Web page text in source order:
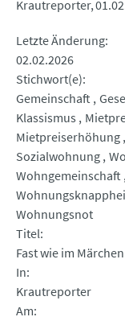
Krautreporter
Letzte Änderung
02.02.2026
Stichwort(e)
Gemeinschaft
Klassismus
Mietpreiserhöhung
Sozialwohnung
Wohngemeinschaft
Wohnungsnot
Titel
Fast wie im Märchen
In
Krautreporter
Am